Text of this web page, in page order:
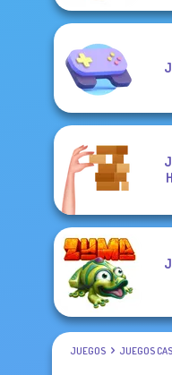
JUEGOS JUEGOS